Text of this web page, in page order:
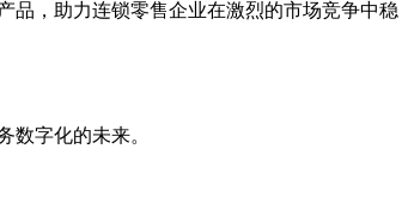
品，助力连锁零售企业在激烈的市场竞争中稳
数字化的未来。